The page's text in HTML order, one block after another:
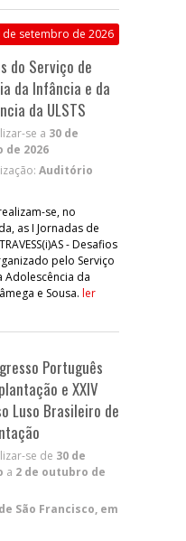
de setembro de 2026
do Serviço de
da Infância e da
da ULSTS
se a 30 de
de 2026
Auditório
se, no
as I Jornadas de
- Desafios
pelo Serviço
Adolescência da
e Sousa. ler
Português
e XXIV
Luso Brasileiro de
se de 30 de
a 2 de outubro de
São Francisco, em